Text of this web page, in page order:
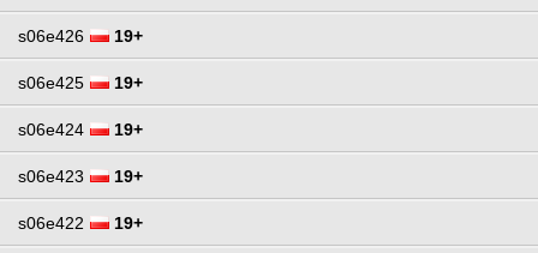
s06e426 19+
s06e425 19+
s06e424 19+
s06e423 19+
s06e422 19+